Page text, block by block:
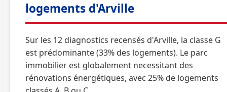
logements d'Arville
Sur les 12 diagnostics recensés d'Arville, la classe G
est prédominante (33% des logements). Le parc
immobilier est globalement necessitant des
rénovations énergétiques, avec 25% de logements